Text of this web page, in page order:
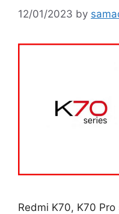
12/01/2023 by
Redmi K70, K70